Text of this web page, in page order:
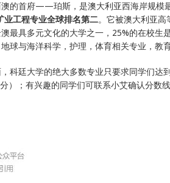
的首府——珀斯，是澳大利亚西海岸规模
业工程专业全球排名第二。它被澳大利亚高
最具多元文化的大学之一，25%的在校生
球与海洋科学，护理，体育相关专业，教
科廷大学的绝大多数专业只要求同学们达
）；有兴趣的同学们可联系小艾确认分数线